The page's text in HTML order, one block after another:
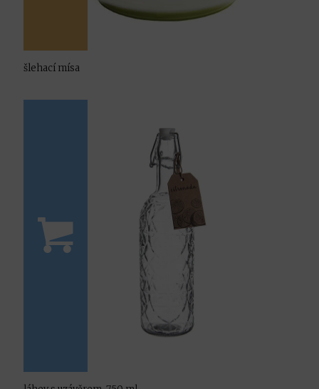
šlehací mísa